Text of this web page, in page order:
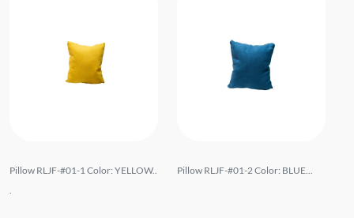
Pillow RLJF-#01-1 Color: YELLOW..
Pillow RLJF-#01-2 Color: BLUE...